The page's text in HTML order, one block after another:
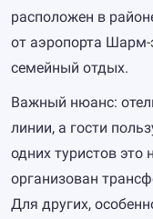
расположен в
от аэропорта
семейный отдых.
Важный нюанс:
линии, а гости
одних туристов это
организован
Для других,